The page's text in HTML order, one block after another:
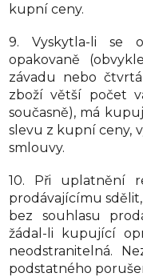
kupní ceny.
9. Vyskytla-li se
opakovaně
závadu nebo
zboží větší počet
současně), má
slevu z kupní ceny,
smlouvy.
10. Při uplatnění
prodávajícímu
bez souhlasu
žádal-li kupující
neodstranitelná.
podstatného